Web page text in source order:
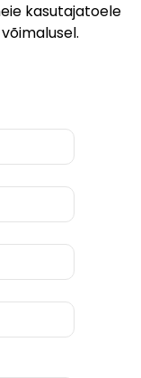
kasutajatoele